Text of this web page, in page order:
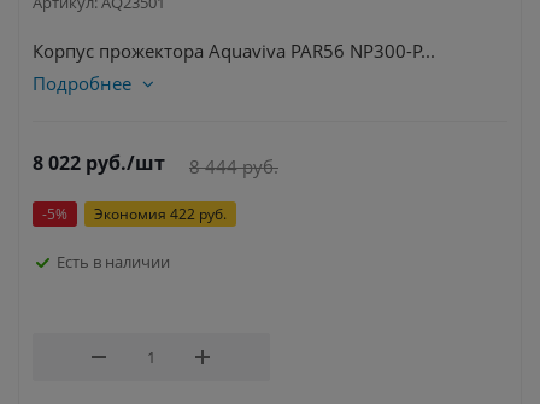
Корпус прожектора Aquaviva PAR56 NP300-P...
Подробнее
8 022 руб./шт 8 444руб.
-5% Экономия 422 руб.
Есть в наличии